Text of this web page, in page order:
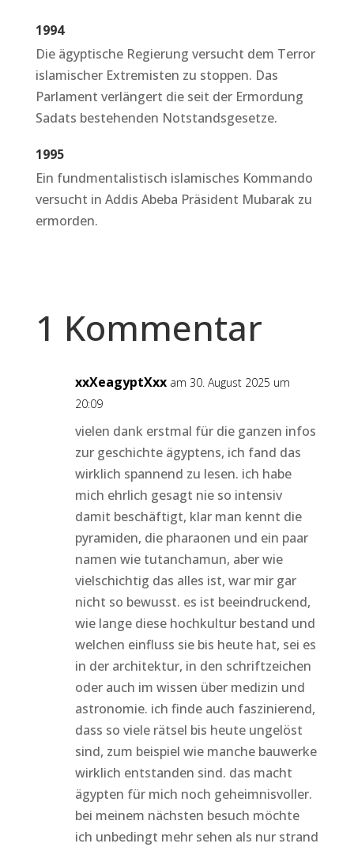
1994
Die ägyptische Regierung versucht dem Terror
islamischer Extremisten zu stoppen. Das
Parlament verlängert die seit der Ermordung
Sadats bestehenden Notstandsgesetze.
1995
Ein fundmentalistisch islamisches Kommando
versucht in Addis Abeba Präsident Mubarak zu
ermorden.
1 Kommentar
xxXeagyptXxx am 30. August 2025 um
20:09
vielen dank erstmal für die ganzen infos
zur geschichte ägyptens, ich fand das
wirklich spannend zu lesen. ich habe
mich ehrlich gesagt nie so intensiv
damit beschäftigt, klar man kennt die
pyramiden, die pharaonen und ein paar
namen wie tutanchamun, aber wie
vielschichtig das alles ist, war mir gar
nicht so bewusst. es ist beeindruckend,
wie lange diese hochkultur bestand und
welchen einfluss sie bis heute hat, sei es
in der architektur, in den schriftzeichen
oder auch im wissen über medizin und
astronomie. ich finde auch faszinierend,
dass so viele rätsel bis heute ungelöst
sind, zum beispiel wie manche bauwerke
wirklich entstanden sind. das macht
ägypten für mich noch geheimnisvoller.
bei meinem nächsten besuch möchte
ich unbedingt mehr sehen als nur strand